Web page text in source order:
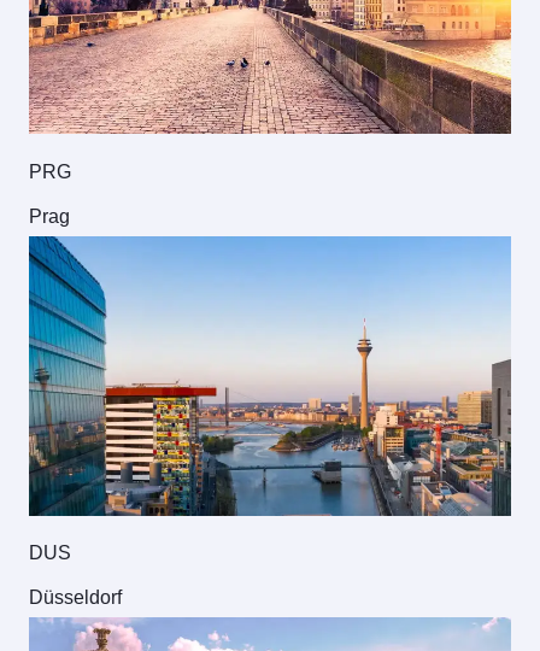
PRG
Prag
DUS
Düsseldorf